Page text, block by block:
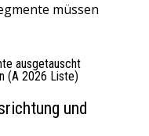
müssen
ausgetauscht
(A 2026 Liste)
und